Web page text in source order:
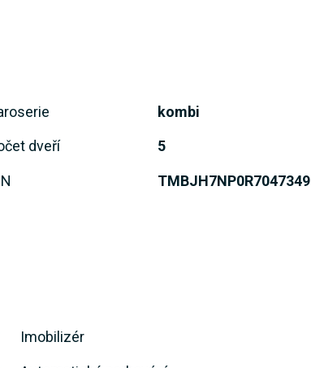
kombi
dveří 5
TMBJH7NP0R7047349
Imobilizér